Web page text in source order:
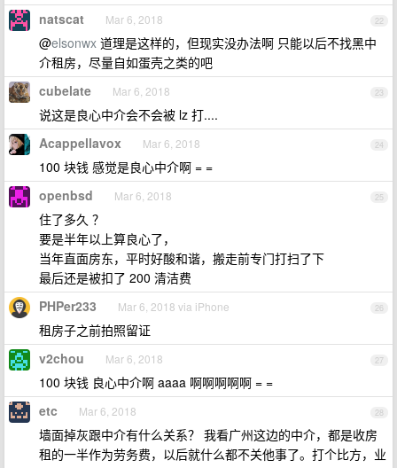
22
natscat Mar 6, 2018
@elsonwx 道理是这样的，但现实没办法啊 只能以后不找黑中
介租房，尽量自如蛋壳之类的吧
23
cubelate Mar 6, 2018
说这是良心中介会不会被 lz 打....
24
Acappellavox Mar 6, 2018
100 块钱 感觉是良心中介啊 = =
25
openbsd Mar 6, 2018
住了多久 ？
要是半年以上算良心了，
当年直面房东，平时好酸和谐，搬走前专门打扫了下
最后还是被扣了 200 清洁费
26
PHPer233 Mar 6, 2018 via iPhone
租房子之前拍照留证
27
v2chou Mar 6, 2018
100 块钱 良心中介啊 aaaa 啊啊啊啊啊 = =
28
etc Mar 6, 2018
墙面掉灰跟中介有什么关系？ 我看广州这边的中介，都是收房
租的一半作为劳务费，以后就什么都不关他事了。打个比方，业